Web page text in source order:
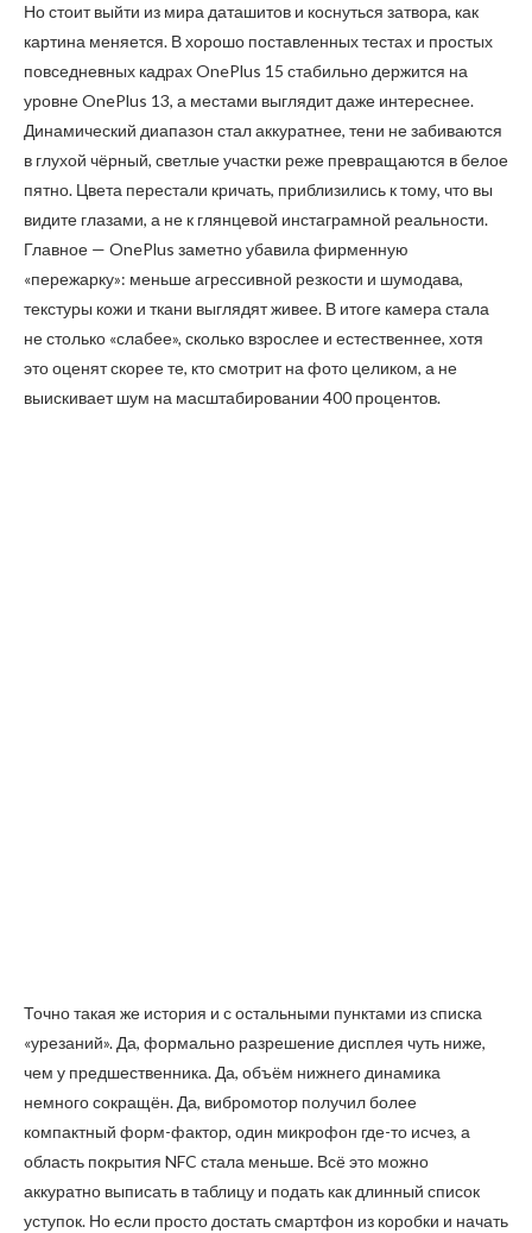
Но стоит выйти из мира даташитов и коснуться затвора, как
картина меняется. В хорошо поставленных тестах и простых
повседневных кадрах OnePlus 15 стабильно держится на
уровне OnePlus 13, а местами выглядит даже интереснее.
Динамический диапазон стал аккуратнее, тени не забиваются
в глухой чёрный, светлые участки реже превращаются в белое
пятно. Цвета перестали кричать, приблизились к тому, что вы
видите глазами, а не к глянцевой инстаграмной реальности.
Главное — OnePlus заметно убавила фирменную
«пережарку»: меньше агрессивной резкости и шумодава,
текстуры кожи и ткани выглядят живее. В итоге камера стала
не столько «слабее», сколько взрослее и естественнее, хотя
это оценят скорее те, кто смотрит на фото целиком, а не
выискивает шум на масштабировании 400 процентов.
Точно такая же история и с остальными пунктами из списка
«урезаний». Да, формально разрешение дисплея чуть ниже,
чем у предшественника. Да, объём нижнего динамика
немного сокращён. Да, вибромотор получил более
компактный форм-фактор, один микрофон где-то исчез, а
область покрытия NFC стала меньше. Всё это можно
аккуратно выписать в таблицу и подать как длинный список
уступок. Но если просто достать смартфон из коробки и начать